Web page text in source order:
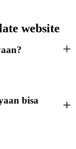
website
bisa